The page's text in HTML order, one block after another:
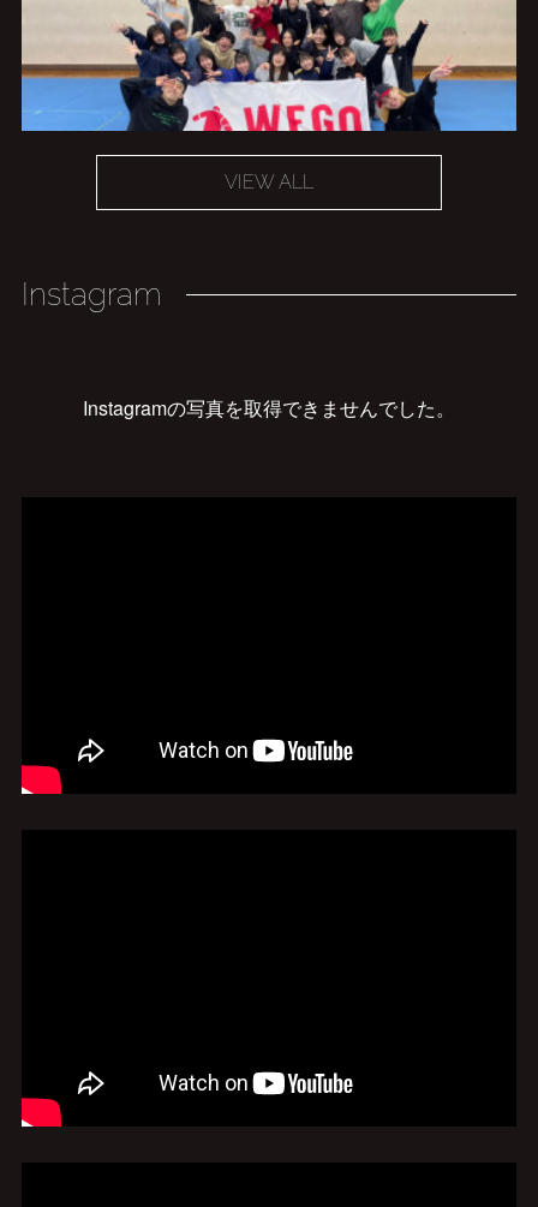
VIEW ALL
Instagram
Instagramの写真を取得できませんでした。